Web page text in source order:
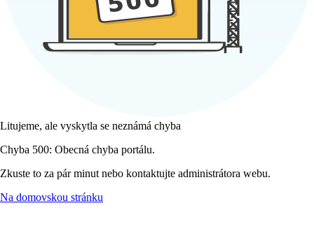
Litujeme, ale vyskytla se neznámá chyba
Chyba 500: Obecná chyba portálu.
Zkuste to za pár minut nebo kontaktujte administrátora webu.
Na domovskou stránku